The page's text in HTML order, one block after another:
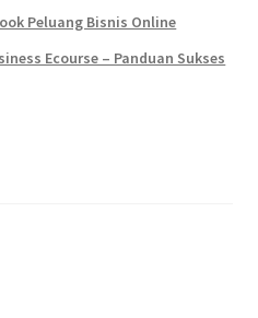
Peluang Bisnis Online
Ecourse – Panduan Sukses